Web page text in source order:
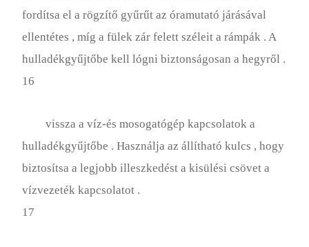
fordítsa el a rögzítő gyűrűt az óramutató járásával
ellentétes , míg a fülek zár felett széleit a rámpák . A
hulladékgyűjtőbe kell lógni biztonságosan a hegyről .
16
vissza a víz-és mosogatógép kapcsolatok a
hulladékgyűjtőbe . Használja az állítható kulcs , hogy
biztosítsa a legjobb illeszkedést a kisülési csövet a
vízvezeték kapcsolatot .
17